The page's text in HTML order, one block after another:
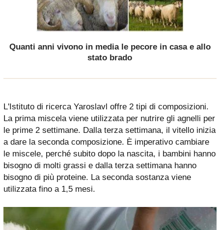
Quanti anni vivono in media le pecore in casa e allo
stato brado
L'Istituto di ricerca Yaroslavl offre 2 tipi di composizioni.
La prima miscela viene utilizzata per nutrire gli agnelli per
le prime 2 settimane. Dalla terza settimana, il vitello inizia
a dare la seconda composizione. È imperativo cambiare
le miscele, perché subito dopo la nascita, i bambini hanno
bisogno di molti grassi e dalla terza settimana hanno
bisogno di più proteine. La seconda sostanza viene
utilizzata fino a 1,5 mesi.